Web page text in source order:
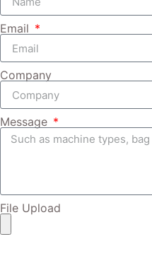
Email
Company
Message
File Upload